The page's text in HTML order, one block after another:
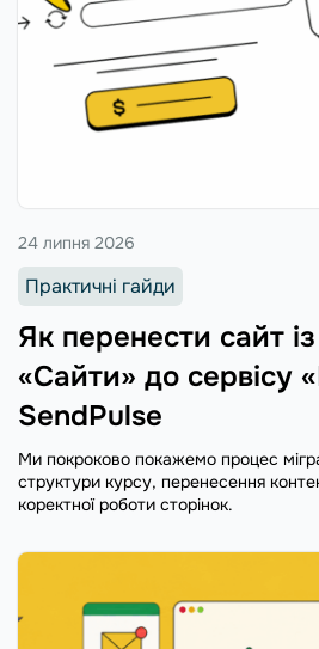
Як перенести сайт
«Сайти» до сервісу
SendPulse
24 липня 2026
Практичні гайди
Ми покроково покажемо процес
структури курсу, перенесення
коректної роботи сторінок.